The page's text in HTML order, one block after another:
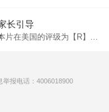
长引导
举报电话：4006018900